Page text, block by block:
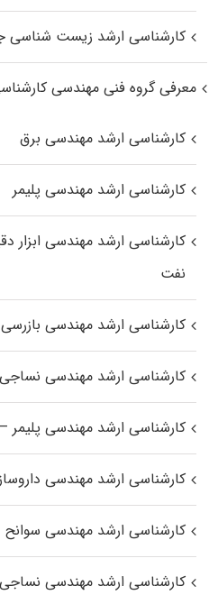
کارشناسی ارشد زیست‌ شناسی
معرفی گروه فنی مهندسی
کارشناسی ارشد مهندسی برق
کارشناسی ارشد مهندسی پلیمر
کارشناسی ارشد مهندسی ابزار
نفت
کارشناسی ارشد مهندسی
کارشناسی ارشد مهندسی نساجی
کارشناسی ارشد مهندسی پلیمر
کارشناسی ارشد مهندسی
کارشناسی ارشد مهندسی
کارشناسی ارشد مهندسی